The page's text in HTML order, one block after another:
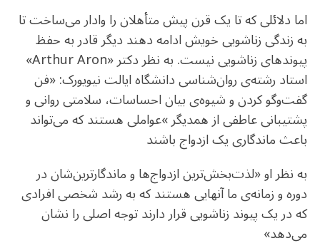
اما دلائلی که تا یک قرن پیش متأهلان را وادار می‌ساخت تا
به زندگی زناشویی خویش ادامه دهند دیگر قادر به حفظ
پیوندهای زناشویی نیست. به نظر دکتر «Arthur Aron»
استاد رشته‌ی روان‌شناسی دانشگاه ایالت نیویورک: «فن
گفت‌وگو کردن و شیوه‌ی بیان احساسات، سلامتی روانی و
پشتیبانی عاطفی از همدیگر »عواملی هستند که می‌تواند
باعث ماندگاری یک ازدواج باشند
به نظر او «لذت‌بخش‌ترین ازدواج‌ها و ماندگارترین‌شان در
دوره و زمانه‌ی ما آنهایی هستند که به رشد شخصی افرادی
که در یک پیوند زناشویی قرار دارند توجه اصلی را نشان
می‌دهد»